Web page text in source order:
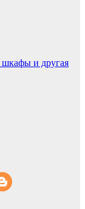
шкафы и другая